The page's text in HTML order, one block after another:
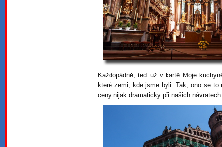
Každopádně, teď už v kartě Moje
které zemi, kde jsme byli. Tak, ono se
ceny nijak dramaticky při našich